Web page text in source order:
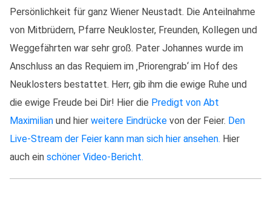
Persönlichkeit für ganz Wiener Neustadt. Die Anteilnahme
von Mitbrüdern, Pfarre Neukloster, Freunden, Kollegen und
Weggefährten war sehr groß. Pater Johannes wurde im
Anschluss an das Requiem im ‚Priorengrab‘ im Hof des
Neuklosters bestattet. Herr, gib ihm die ewige Ruhe und
die ewige Freude bei Dir! Hier die Predigt von Abt
Maximilian und hier weitere Eindrücke von der Feier. Den
Live-Stream der Feier kann man sich hier ansehen. Hier
auch ein schöner Video-Bericht.